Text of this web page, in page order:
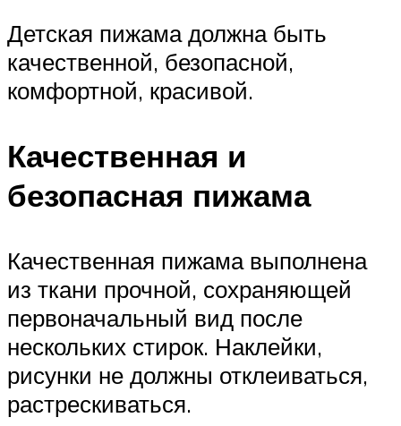
Детская пижама должна быть
качественной, безопасной,
комфортной, красивой.
Качественная и
безопасная пижама
Качественная пижама выполнена
из ткани прочной, сохраняющей
первоначальный вид после
нескольких стирок. Наклейки,
рисунки не должны отклеиваться,
растрескиваться.